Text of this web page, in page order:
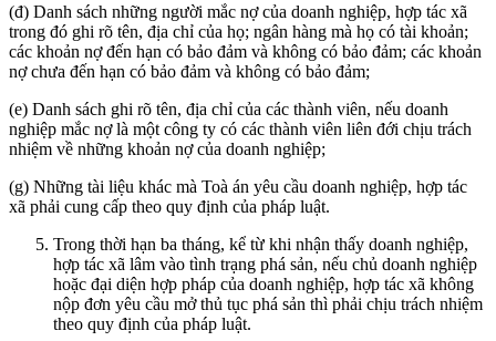
(đ) Danh sách những người mắc nợ của doanh nghiệp, hợp tác xã
trong đó ghi rõ tên, địa chỉ của họ; ngân hàng mà họ có tài khoản;
các khoản nợ đến hạn có bảo đảm và không có bảo đảm; các khoản
nợ chưa đến hạn có bảo đảm và không có bảo đảm;
(e) Danh sách ghi rõ tên, địa chỉ của các thành viên, nếu doanh
nghiệp mắc nợ là một công ty có các thành viên liên đới chịu trách
nhiệm về những khoản nợ của doanh nghiệp;
(g) Những tài liệu khác mà Toà án yêu cầu doanh nghiệp, hợp tác
xã phải cung cấp theo quy định của pháp luật.
Trong thời hạn ba tháng, kể từ khi nhận thấy doanh nghiệp,
hợp tác xã lâm vào tình trạng phá sản, nếu chủ doanh nghiệp
hoặc đại diện hợp pháp của doanh nghiệp, hợp tác xã không
nộp đơn yêu cầu mở thủ tục phá sản thì phải chịu trách nhiệm
theo quy định của pháp luật.